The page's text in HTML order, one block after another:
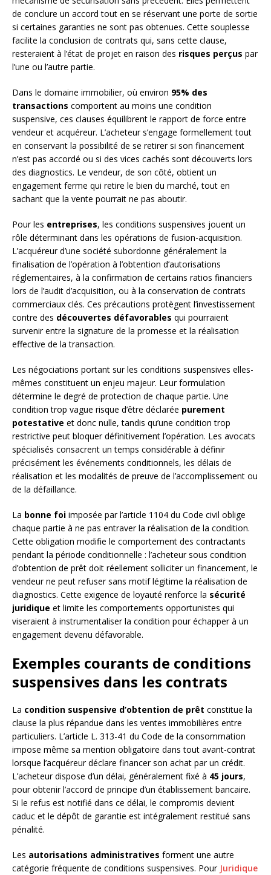
de conclure un accord tout en se réservant une porte de sortie
si certaines garanties ne sont pas obtenues. Cette souplesse
facilite la conclusion de contrats qui, sans cette clause,
resteraient à l’état de projet en raison des risques perçus par
l’une ou l’autre partie.
Dans le domaine immobilier, où environ 95% des
transactions comportent au moins une condition
suspensive, ces clauses équilibrent le rapport de force entre
vendeur et acquéreur. L’acheteur s’engage formellement tout
en conservant la possibilité de se retirer si son financement
n’est pas accordé ou si des vices cachés sont découverts lors
des diagnostics. Le vendeur, de son côté, obtient un
engagement ferme qui retire le bien du marché, tout en
sachant que la vente pourrait ne pas aboutir.
Pour les entreprises, les conditions suspensives jouent un
rôle déterminant dans les opérations de fusion-acquisition.
L’acquéreur d’une société subordonne généralement la
finalisation de l’opération à l’obtention d’autorisations
réglementaires, à la confirmation de certains ratios financiers
lors de l’audit d’acquisition, ou à la conservation de contrats
commerciaux clés. Ces précautions protègent l’investissement
contre des découvertes défavorables qui pourraient
survenir entre la signature de la promesse et la réalisation
effective de la transaction.
Les négociations portant sur les conditions suspensives elles-
mêmes constituent un enjeu majeur. Leur formulation
détermine le degré de protection de chaque partie. Une
condition trop vague risque d’être déclarée purement
potestative et donc nulle, tandis qu’une condition trop
restrictive peut bloquer définitivement l’opération. Les avocats
spécialisés consacrent un temps considérable à définir
précisément les événements conditionnels, les délais de
réalisation et les modalités de preuve de l’accomplissement ou
de la défaillance.
La bonne foi imposée par l’article 1104 du Code civil oblige
chaque partie à ne pas entraver la réalisation de la condition.
Cette obligation modifie le comportement des contractants
pendant la période conditionnelle : l’acheteur sous condition
d’obtention de prêt doit réellement solliciter un financement, le
vendeur ne peut refuser sans motif légitime la réalisation de
diagnostics. Cette exigence de loyauté renforce la sécurité
juridique et limite les comportements opportunistes qui
viseraient à instrumentaliser la condition pour échapper à un
engagement devenu défavorable.
Exemples courants de conditions
suspensives dans les contrats
La condition suspensive d’obtention de prêt constitue la
clause la plus répandue dans les ventes immobilières entre
particuliers. L’article L. 313-41 du Code de la consommation
impose même sa mention obligatoire dans tout avant-contrat
lorsque l’acquéreur déclare financer son achat par un crédit.
L’acheteur dispose d’un délai, généralement fixé à 45 jours,
pour obtenir l’accord de principe d’un établissement bancaire.
Si le refus est notifié dans ce délai, le compromis devient
caduc et le dépôt de garantie est intégralement restitué sans
pénalité.
Les autorisations administratives forment une autre
catégorie fréquente de conditions suspensives. Pour Juridique